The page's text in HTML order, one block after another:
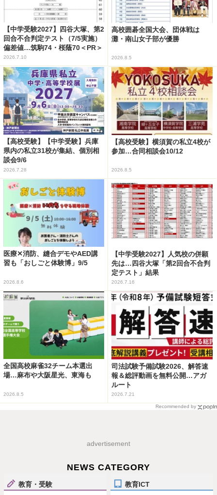
【中学受験2027】四谷大塚、第2
回合不合判定テスト（7/5実施）
偏差値…筑駒74・桜蔭70＜PR＞
2026.7.10
高校囲碁全国大会、団体戦は
灘・南山女子部が優勝
2026.8.5
【高校受験】【中学受験】兵庫
県内の私立31校が集結、個別相
談会9/6
2026.7.28
【高校受験】横須賀の私立4校が
参加…合同相談会10/12
2026.8.5
医療✕消防、縫合デモやAED講
習も「おしごと体験博」9/5
2026.8.6
【中学受験2027】人気校の併願
先は…四谷大塚「第2回合不合判
定テスト」結果
2026.7.16
全国高校麻雀32チーム本選出
場…麻布や大阪星光、東海も
2026.8.5
司法試験予備試験2026、解答速
報＆総評動画を無料公開…アガ
ルート
2026.7.21
Recommended by
advertisement
NEWS CATEGORY
教育・受験 教育ICT